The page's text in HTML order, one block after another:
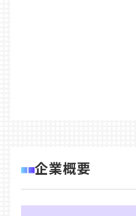
企業概要